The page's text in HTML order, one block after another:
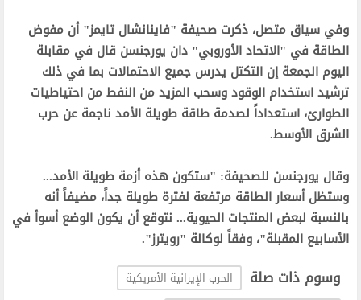
‫وفي سياق متصل، ذكرت صحيفة "فاينانشال تايمز" أن مفوض
الطاقة في "الاتحاد الأوروبي" دان يورجنسن قال في مقابلة
اليوم الجمعة إن التكتل يدرس جميع الاحتمالات بما في ذلك
ترشيد استخدام الوقود وسحب المزيد من النفط من احتياطيات
الطوارئ، استعداداً لصدمة طاقة طويلة الأمد ناجمة عن حرب
الشرق الأوسط.‬
‫وقال يورجنسن للصحيفة: "ستكون هذه أزمة طويلة الأمد...
وستظل أسعار الطاقة مرتفعة لفترة طويلة جداً، مضيفاً أنه
بالنسبة لبعض المنتجات الحيوية... نتوقع أن يكون الوضع أسوأ في
الأسابيع المقبلة"، وفقاً لوكالة "رويترز".‬
وسوم ذات صلة
الحرب الإيرانية الأمريكية